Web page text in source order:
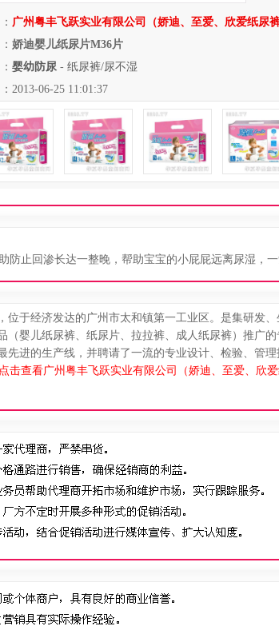
广州粤丰飞跃实业有限公司（娇迪、至爱、欣爱纸尿
娇迪婴儿纸尿片M36片
婴幼防尿 - 纸尿裤/尿不湿
2013-06-25 11:01:37
止回渗长达一整晚，帮助宝宝的小屁屁远离尿湿，一
位于经济发达的广州市太和镇第一工业区。是集研发
婴儿纸尿裤、纸尿片、拉拉裤、成人纸尿裤）推广的
先进的生产线，并聘请了一流的专业设计、检验、管
点击查看广州粤丰飞跃实业有限公司（娇迪、至爱、欣